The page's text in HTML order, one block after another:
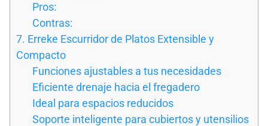
Pros:
Contras:
7. Erreke Escurridor de Platos Extensible y
Compacto
Funciones ajustables a tus necesidades
Eficiente drenaje hacia el fregadero
Ideal para espacios reducidos
Soporte inteligente para cubiertos y utensilios